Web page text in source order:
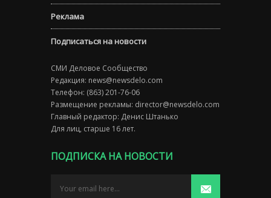
Реклама
Подписаться на новости
СМИ Деловое Сообщество
Редакция: news@newsdelo.com
Телефон: (863) 201-76-06
Размещение рекламы: director@newsdelo.com
Главный редактор: Денис Штанько
Для лиц, старше 16 лет.
ПОДПИСКА НА НОВОСТИ